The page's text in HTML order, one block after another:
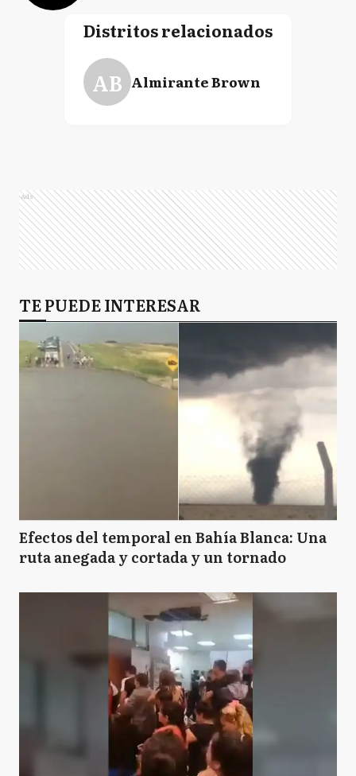
Distritos relacionados
AB Almirante Brown
Ads
TE PUEDE INTERESAR
Efectos del temporal en Bahía Blanca: Una
ruta anegada y cortada y un tornado